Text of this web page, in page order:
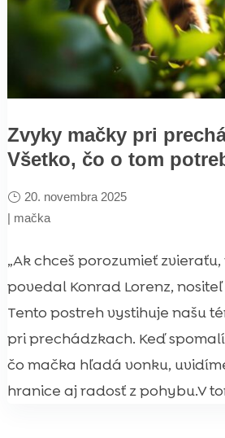
Zvyky mačky pri
Všetko, čo o tom
20. novembra 2025
| mačka
„Ak chceš porozumieť zvieraťu,
povedal Konrad Lorenz,
Tento postreh vystihuje našu
pri prechádzkach. Keď
čo mačka hľadá vonku,
hranice aj radosť z pohybu.V